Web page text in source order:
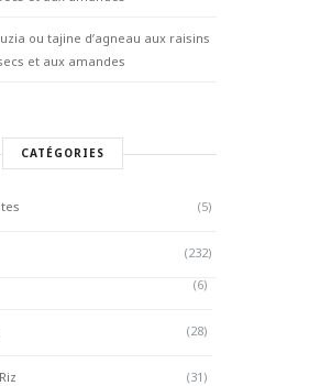
ou tajine d’agneau aux raisins
et aux amandes
CATÉGORIES
(5)
(232)
(6)
(28)
(31)